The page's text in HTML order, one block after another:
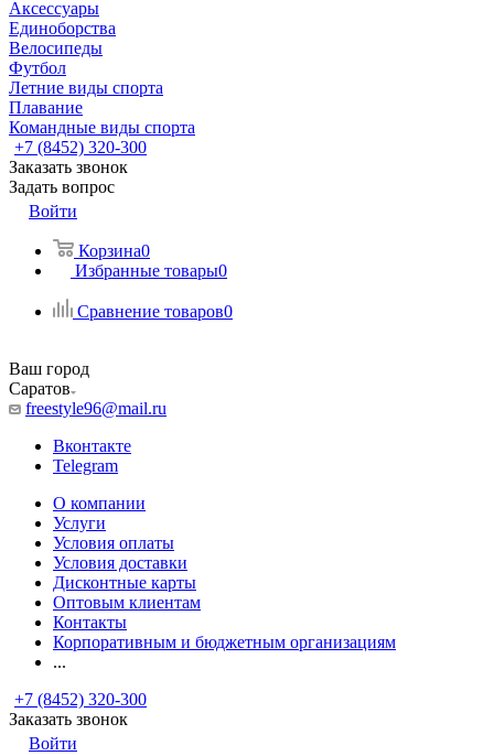
Аксессуары
Единоборства
Велосипеды
Футбол
Летние виды спорта
Плавание
Командные виды спорта
+7 (8452) 320-300
Заказать звонок
Задать вопрос
Войти
Корзина0
Избранные товары0
Сравнение товаров0
Ваш город
Саратов
freestyle96@mail.ru
Вконтакте
Telegram
О компании
Услуги
Условия оплаты
Условия доставки
Дисконтные карты
Оптовым клиентам
Контакты
Корпоративным и бюджетным организациям
...
+7 (8452) 320-300
Заказать звонок
Войти